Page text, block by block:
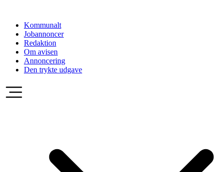
indholdKommunalt
Jobannoncer
Redaktion
Om avisen
Annoncering
Den trykte udgave